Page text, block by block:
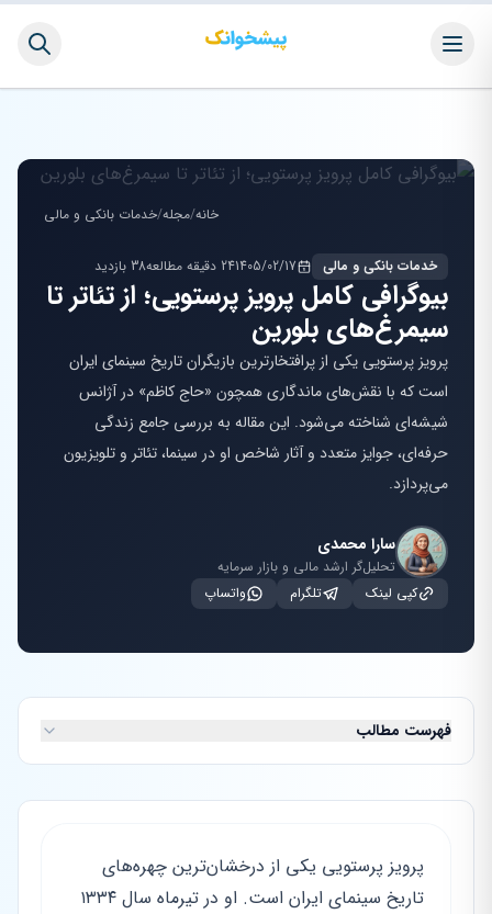
خانه/مجله/خدمات بانکی و مالی
خدمات بانکی و مالی 1405/02/1724 دقیقه مطالعه 38 بازدید
بیوگرافی کامل پرویز پرستویی؛ از تئاتر تا
سیمرغ‌های بلورین
پرویز پرستویی یکی از پرافتخارترین بازیگران تاریخ سینمای ایران
است که با نقش‌های ماندگاری همچون «حاج کاظم» در آژانس
شیشه‌ای شناخته می‌شود. این مقاله به بررسی جامع زندگی
حرفه‌ای، جوایز متعدد و آثار شاخص او در سینما، تئاتر و تلویزیون
می‌پردازد.
سارا محمدی
تحلیل‌گر ارشد مالی و بازار سرمایه
کپی لینک
تلگرام واتساپ
فهرست مطالب
پرویز پرستویی یکی از درخشان‌ترین چهره‌های
تاریخ سینمای ایران است. او در تیرماه سال ۱۳۳۴